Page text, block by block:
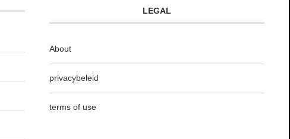
LEGAL
About
privacybeleid
terms of use